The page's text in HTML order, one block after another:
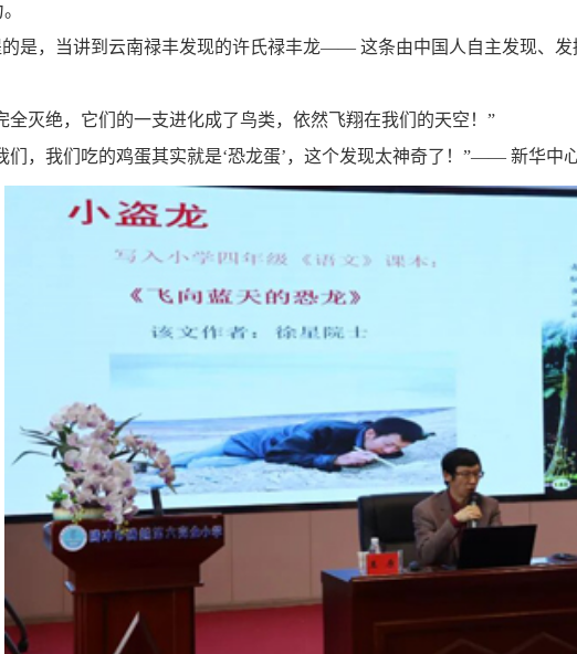
是，当讲到云南禄丰发现的许氏禄丰龙—— 这条由中国人自主发现、
全灭绝，它们的一支进化成了鸟类，依然飞翔在我们的天空！”
们，我们吃的鸡蛋其实就是‘恐龙蛋’，这个发现太神奇了！”—— 新华中